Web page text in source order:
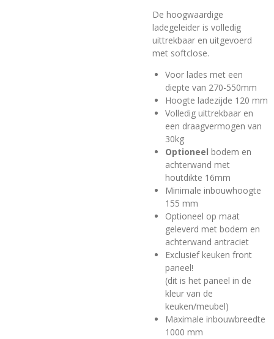
De hoogwaardige
ladegeleider is volledig
uittrekbaar en uitgevoerd
met softclose.
Voor lades met een
diepte van 270-550mm
Hoogte ladezijde 120 mm
Volledig uittrekbaar en
een draagvermogen van
30kg
Optioneel bodem en
achterwand met
houtdikte 16mm
Minimale inbouwhoogte
155 mm
Optioneel op maat
geleverd met bodem en
achterwand antraciet
Exclusief keuken front
paneel!
(dit is het paneel in de
kleur van de
keuken/meubel)
Maximale inbouwbreedte
1000 mm